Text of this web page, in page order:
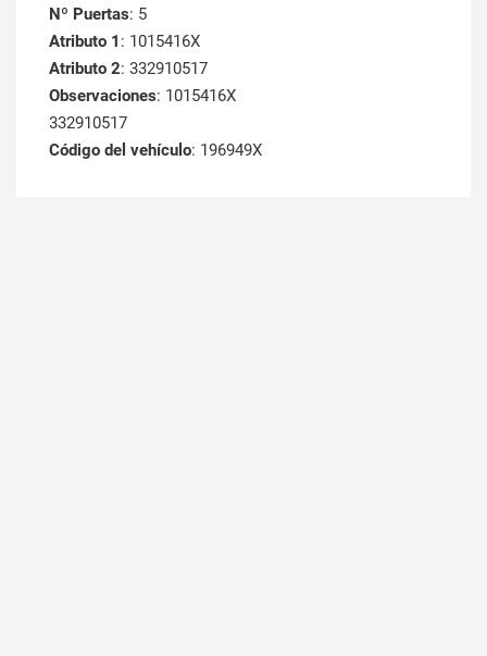
Nº Puertas: 5
Atributo 1 : 1015416X
Atributo 2: 332910517
Observaciones: 1015416X
332910517
Código del vehículo: 196949X